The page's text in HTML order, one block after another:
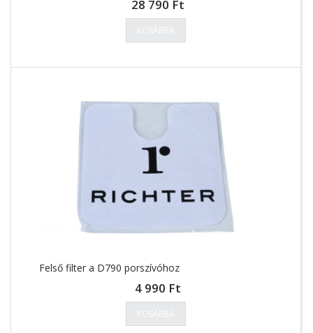
28 790 Ft
Felső filter a D790 porszívóhoz
4 990 Ft